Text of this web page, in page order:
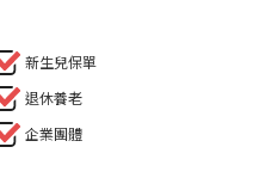
新生兒保單
退休養老
企業團體